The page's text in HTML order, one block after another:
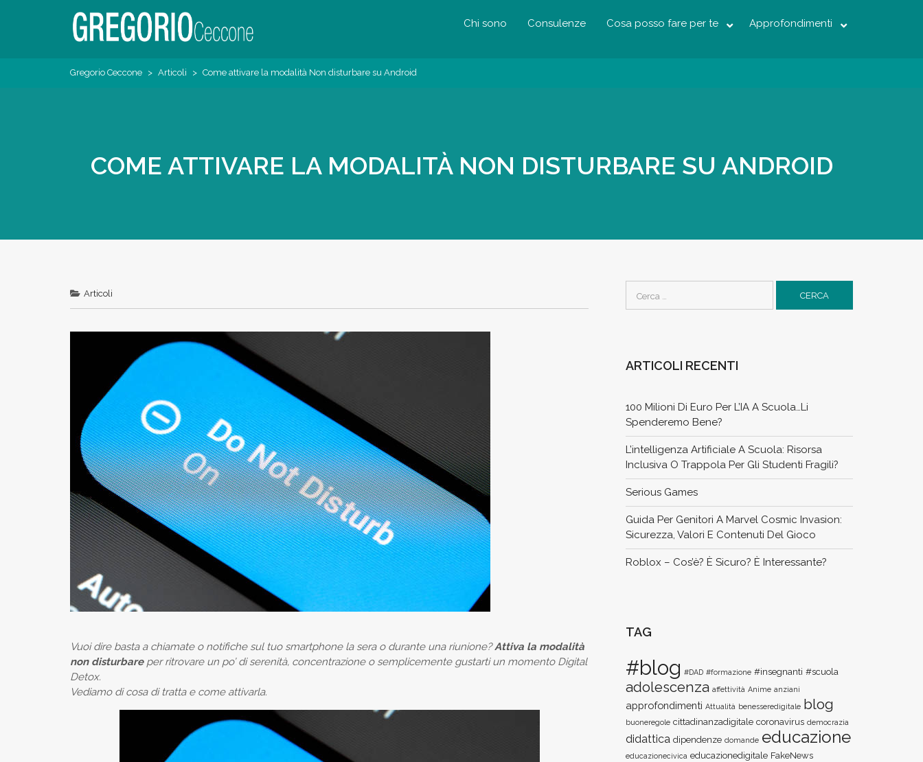
Gregorio Ceccone
Chi sono Consulenze Cosa posso fare per te Approfondimenti
Gregorio Ceccone > Articoli > Come attivare la modalità Non disturbare su Android
COME ATTIVARE LA MODALITÀ NON DISTURBARE SU ANDROID
Articoli
Vuoi dire basta a chiamate o notifiche sul tuo smartphone la sera o durante una riunione?Attiva la modalità
non disturbareper ritrovare un po’ di serenità, concentrazione o semplicemente gustarti un momento Digital
Detox.
Vediamo di cosa di tratta e come attivarla.
per:
ARTICOLI RECENTI
100 Milioni Di Euro Per L’IA A Scuola…li
Spenderemo Bene?
L’intelligenza Artificiale A Scuola: Risorsa
Inclusiva O Trappola Per Gli Studenti Fragili?
Serious Games
Guida Per Genitori A Marvel Cosmic Invasion:
Sicurezza, Valori E Contenuti Del Gioco
Roblox – Cos’è? È Sicuro? È Interessante?
TAG
#blog #DAD #formazione #insegnanti #scuola
adolescenza affettività Anime anziani
approfondimenti Attualità benesseredigitale blog
buoneregole cittadinanzadigitale coronavirus democrazia
didattica dipendenze domande educazione
educazionecivica educazionedigitale FakeNews